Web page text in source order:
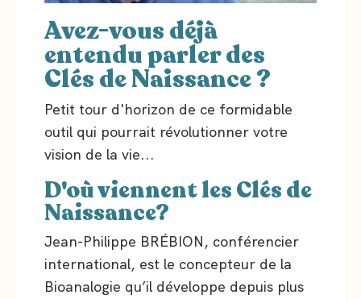
Avez-vous déjà
entendu parler des
Clés de Naissance ?
Petit tour d'horizon de ce formidable
outil qui pourrait révolutionner votre
vision de la vie...
D'où viennent les Clés de
Naissance?
Jean-Philippe BRÉBION, conférencier
international, est le concepteur de la
Bioanalogie qu’il développe depuis plus